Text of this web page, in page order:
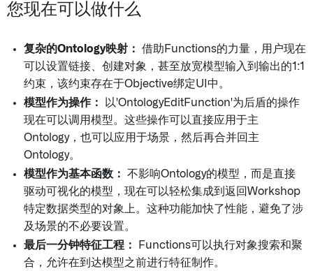
您现在可以做什么
复杂的Ontology映射：
借助Functions的力量，用户现在
可以设置链接、创建对象，甚至放宽模型输入到输出的1:1
约束，该约束存在于Objective绑定UI中。
模型作为操作：
以'OntologyEditFunction'为后盾的操作
现在可以调用模型。这些操作可以直接应用于主
Ontology，也可以应用于场景，然后再合并回主
Ontology。
模型作为基本函数：
不影响Ontology的模型，而是直接
驱动可视化的模型，现在可以轻松集成到返回Workshop
特定数据类型的对象上。这种功能加快了性能，避免了涉
及场景的不必要设置。
最后一分钟特征工程：
Functions可以执行对象搜索和聚
合，允许在到达模型之前进行特征制作。